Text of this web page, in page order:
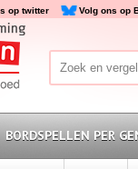
op twitter Volg ons op
BORDSPELLEN PER